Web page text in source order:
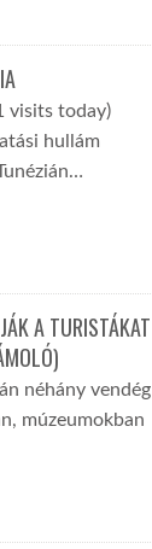
visits today)
hullám
A TURISTÁKAT
néhány vendég
múzeumokban